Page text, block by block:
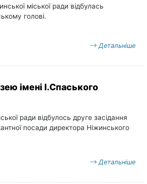
міської ради відбулась
голові.
Детальніше
імені І.Спаського
ради відбулось друге засідання
посади директора Ніжинського
Детальніше